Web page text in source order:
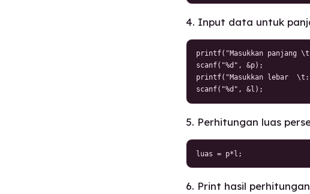
4. Input data untuk
printf("Masukkan panjang
scanf("%d", &p);
printf("Masukkan lebar
scanf("%d", &l);
5. Perhitungan luas
luas = p*l;
6. Print hasil